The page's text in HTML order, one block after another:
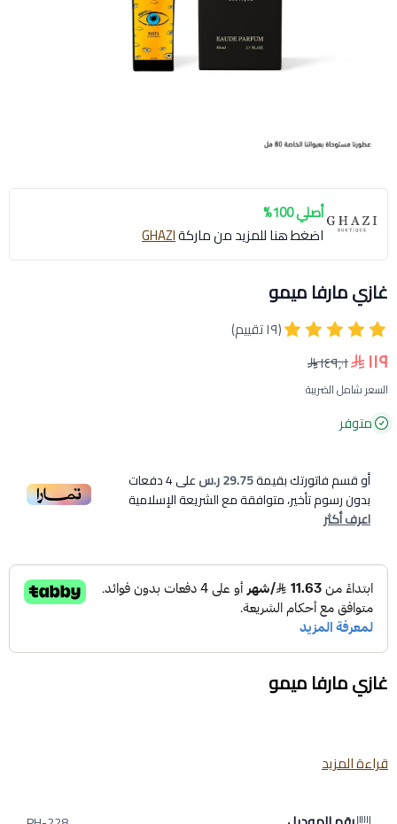
أصلي 100%
اضغط هنا للمزيد من ماركةGHAZI
غازي مارفا ميمو
(١٩ تقييم)
١١٩ ١٤٩٫٠١
السعر شامل الضريبة
متوفر
أو قسم فاتورتك بقيمة29.75 ر.س على4دفعات
بدون رسوم تأخير، متوافقة مع الشريعة الإسلامية
اعرف أكثر
غازي مارفا ميمو
يُقدم غازي مارفا ميمو توليفة أنيقة تجمع بين الحمضيات المبهجة
قراءة المزيد